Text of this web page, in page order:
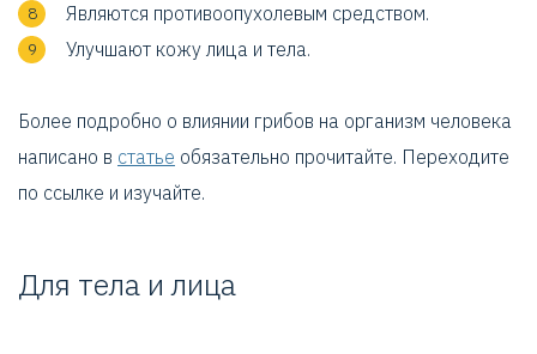
Являются противоопухолевым средством.
Улучшают кожу лица и тела.
Более подробно о влиянии грибов на организм человека
написано в статье обязательно прочитайте. Переходите
по ссылке и изучайте.
Для тела и лица